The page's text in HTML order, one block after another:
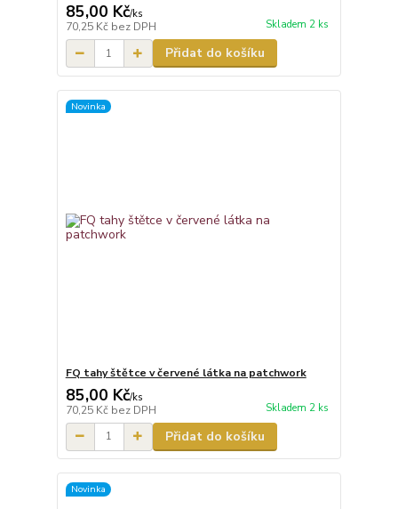
85,00 Kč/ks
70,25 Kč bez DPH Skladem 2 ks
Přidat do košíku
Novinka
FQ tahy štětce v červené látka na patchwork
85,00 Kč/ks
70,25 Kč bez DPH Skladem 2 ks
Přidat do košíku
Novinka